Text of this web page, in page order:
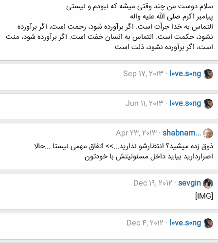
سلام دوست من چند وقتی میشه که نبودم و نیستی
پیامبر اکرم صلی الله علیه واله
التماس به خدا جرأت است. اگر برآورده شود، رحمت است، اگر برآورده
نشود، حکمت است. التماس به انسان خفت است. اگر برآورده شود، منت
است، اگر برآورده نشود، ذلت است
l0ve.s0ng
Sep 17, 2013
l0ve.s0ng
Jun 11, 2013
shabnam...
Apr 23, 2013
ذوق زده میشید؟ انتظارشو ندارید...>> اتفاق مهمی نیستا ...حالا
اصراردارید بیاید داخل مسئولیتش با خودتون
sevgin
Dec 19, 2012
[IMG]
l0ve.s0ng
Dec 4, 2012